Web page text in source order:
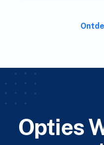
Opties